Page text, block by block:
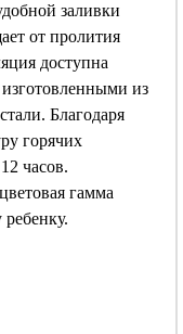
заливки
от пролития
доступна
из
Благодаря
горячих
часов.
гамма